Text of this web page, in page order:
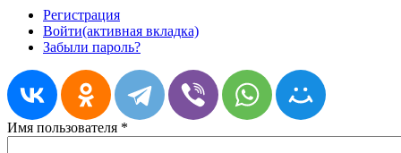
Регистрация
Войти(активная вкладка)
Забыли пароль?
Имя пользователя *